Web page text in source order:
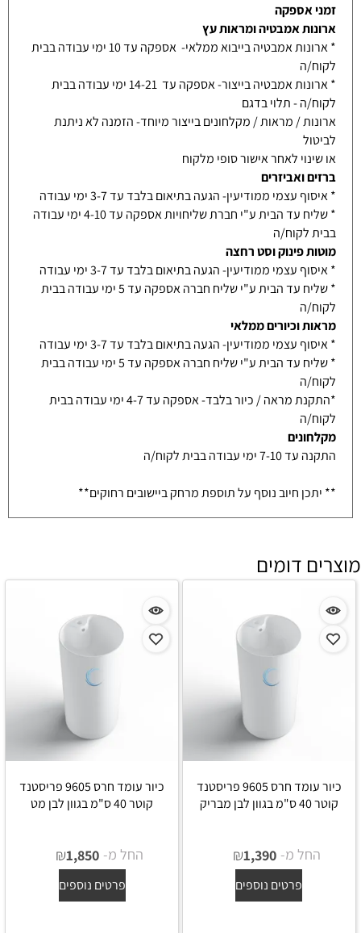
זמני אספקה
ארונות אמבטיה ומראות עץ
* ארונות אמבטיה בייבוא ממלאי- אספקה עד 10 ימי עבודה בבית
לקוח/ה
* ארונות אמבטיה בייצור- אספקה עד 14-21 ימי עבודה בבית
לקוח/ה - תלוי בדגם
ארונות / מראות / מקלחונים בייצור מיוחד- הזמנה לא ניתנת
לביטול
או שינוי לאחר אישור סופי מלקוח
ברזים ואביזרים
* איסוף עצמי ממודיעין- הגעה בתיאום בלבד עד 3-7 ימי עבודה
* שליח עד הבית ע"י חברת שליחויות אספקה עד 4-10 ימי עבודה
בבית לקוח/ה
מוטות פינוק וסט רחצה
* איסוף עצמי ממודיעין- הגעה בתיאום בלבד עד 3-7 ימי עבודה
* שליח עד הבית ע"י שליח חברה אספקה עד 5 ימי עבודה בבית
לקוח/ה
מראות וכיורים ממלאי
* איסוף עצמי ממודיעין- הגעה בתיאום בלבד עד 3-7 ימי עבודה
* שליח עד הבית ע"י שליח חברה אספקה עד 5 ימי עבודה בבית
לקוח/ה
*התקנת מראה / כיור בלבד- אספקה עד 4-7 ימי עבודה בבית
לקוח/ה
מקלחונים
התקנה עד 7-10 ימי עבודה בבית לקוח/ה
** יתכן חיוב נוסף על תוספת מרחק ביישובים רחוקים**
מוצרים דומים
כיור עומד חרס 9605 פריסטנד
קוטר 40 ס"מ בגוון לבן מבריק
החל מ- ₪1,390
פרטים נוספים
כיור עומד חרס 9605 פריסטנד
קוטר 40 ס"מ בגוון לבן מט
החל מ- ₪1,850
פרטים נוספים